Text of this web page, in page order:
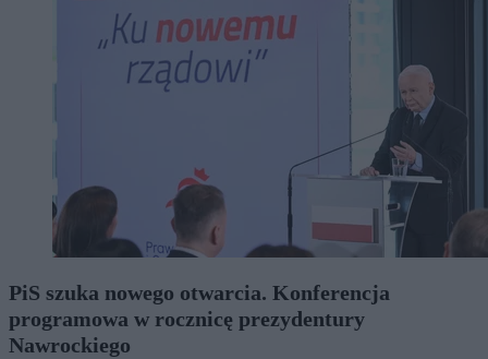
PiS szuka nowego otwarcia. Konferencja
programowa w rocznicę prezydentury
Nawrockiego